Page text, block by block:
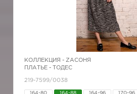
КОЛЛЕКЦИЯ - ZAСОНЯ
ПЛАТЬЕ - ТОДЕС
219-7599/0038